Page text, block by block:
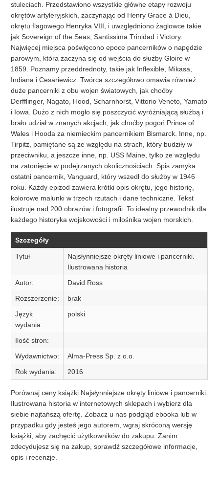
stuleciach. Przedstawiono wszystkie główne etapy rozwoju
okrętów artyleryjskich, zaczynając od Henry Grace à Dieu,
okrętu flagowego Henryka VIII, i uwzględniono żaglowce takie
jak Sovereign of the Seas, Santissima Trinidad i Victory.
Najwięcej miejsca poświęcono epoce pancerników o napędzie
parowym, która zaczyna się od wejścia do służby Gloire w
1859. Poznamy przeddrednoty, takie jak Inflexible, Mikasa,
Indiana i Cesariewicz. Twórca szczegółowo omawia również
duże pancerniki z obu wojen światowych, jak choćby
Derfflinger, Nagato, Hood, Scharnhorst, Vittorio Veneto, Yamato
i Iowa. Dużo z nich mogło się poszczycić wyróżniającą służbą i
brało udział w znanych akcjach, jak choćby pogoń Prince of
Wales i Hooda za niemieckim pancernikiem Bismarck. Inne, np.
Tirpitz, pamiętane są ze względu na strach, który budziły w
przeciwniku, a jeszcze inne, np. USS Maine, tylko ze względu
na zatonięcie w podejrzanych okolicznościach. Spis zamyka
ostatni pancernik, Vanguard, który wszedł do służby w 1946
roku. Każdy epizod zawiera krótki opis okrętu, jego historię,
kolorowe malunki w trzech rzutach i dane techniczne. Tekst
ilustruje nad 200 obrazów i fotografii. To idealny przewodnik dla
każdego historyka wojskowości i miłośnika wojen morskich.
Szczegóły
Tytuł
Najsłynniejsze okręty liniowe i pancerniki.
Ilustrowana historia
Autor:
David Ross
Rozszerzenie:
brak
Język
wydania:
polski
Ilość stron:
Wydawnictwo:
Alma-Press Sp. z o.o.
Rok wydania:
2016
Porównaj ceny książki Najsłynniejsze okręty liniowe i pancerniki.
Ilustrowana historia w internetowych sklepach i wybierz dla
siebie najtańszą ofertę. Zobacz u nas podgląd ebooka lub w
przypadku gdy jesteś jego autorem, wgraj skróconą wersję
książki, aby zachęcić użytkowników do zakupu. Zanim
zdecydujesz się na zakup, sprawdź szczegółowe informacje,
opis i recenzje.